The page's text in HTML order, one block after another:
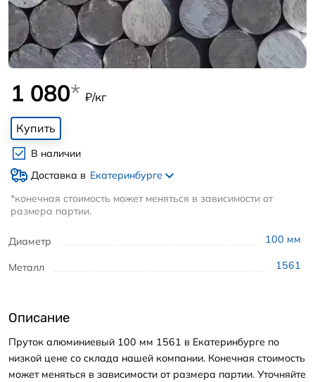
Диаметр 100 мм
Металл 1561
1 080* ₽/кг
Купить
В наличии
Доставка в Екатеринбурге
*конечная стоимость может меняться в зависимости от
размера партии.
Описание
Пруток алюминиевый 100 мм 1561 в Екатеринбурге по
низкой цене со склада нашей компании. Конечная стоимость
может меняться в зависимости от размера партии. Уточняйте